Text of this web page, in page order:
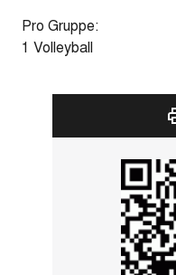
Pro Gruppe:
1 Volleyball